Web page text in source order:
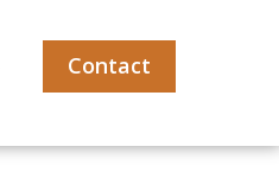
Contact